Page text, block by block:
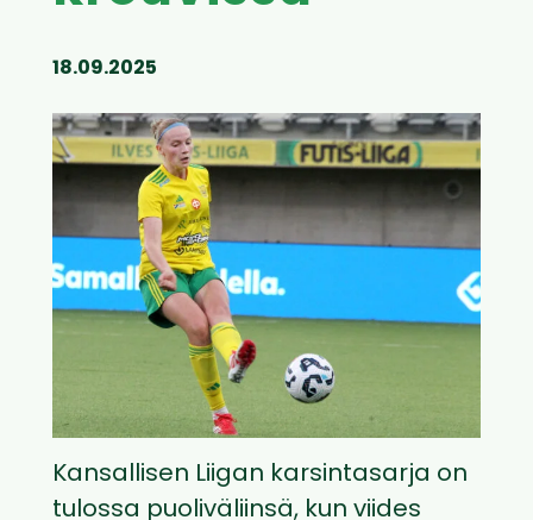
18.09.2025
Kansallisen Liigan karsintasarja on
tulossa puoliväliinsä, kun viides